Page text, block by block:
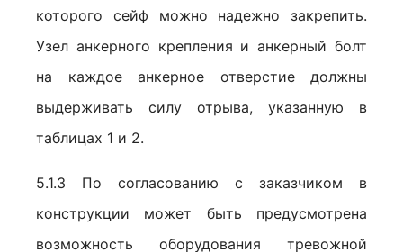
которого сейф можно надежно закрепить.
Узел анкерного крепления и анкерный болт
на каждое анкерное отверстие должны
выдерживать силу отрыва, указанную в
таблицах 1 и 2.
5.1.3 По согласованию с заказчиком в
конструкции может быть предусмотрена
возможность оборудования тревожной